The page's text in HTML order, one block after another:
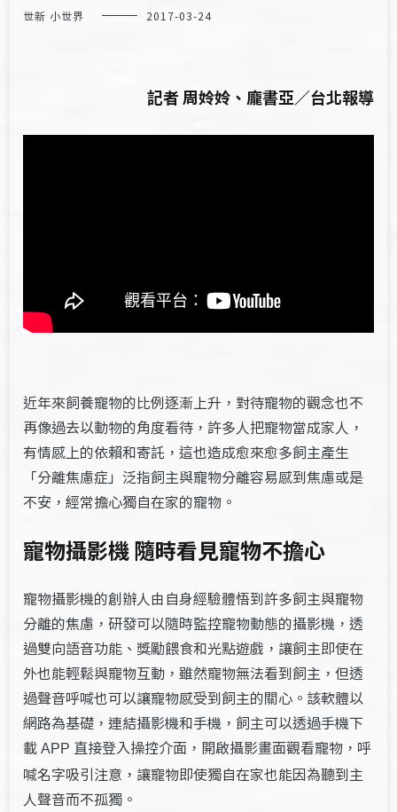
世新 小世界 2017-03-24
記者 周姈姈、龐書亞／台北報導
近年來飼養寵物的比例逐漸上升，對待寵物的觀念也不
再像過去以動物的角度看待，許多人把寵物當成家人，
有情感上的依賴和寄託，這也造成愈來愈多飼主產生
「分離焦慮症」泛指飼主與寵物分離容易感到焦慮或是
不安，經常擔心獨自在家的寵物。
寵物攝影機 隨時看見寵物不擔心
寵物攝影機的創辦人由自身經驗體悟到許多飼主與寵物
分離的焦慮，研發可以隨時監控寵物動態的攝影機，透
過雙向語音功能、獎勵餵食和光點遊戲，讓飼主即使在
外也能輕鬆與寵物互動，雖然寵物無法看到飼主，但透
過聲音呼喊也可以讓寵物感受到飼主的關心。該軟體以
網路為基礎，連結攝影機和手機，飼主可以透過手機下
載APP 直接登入操控介面，開啟攝影畫面觀看寵物，呼
喊名字吸引注意，讓寵物即使獨自在家也能因為聽到主
人聲音而不孤獨。